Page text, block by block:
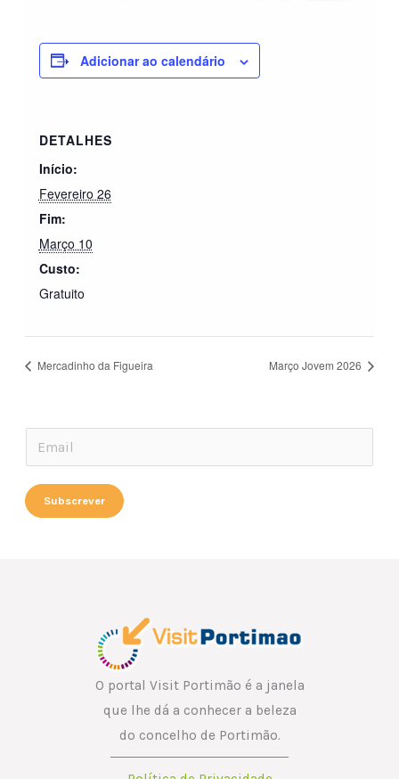
Adicionar ao calendário
DETALHES
Início:
Fevereiro 26
Fim:
Março 10
Custo:
Gratuito
Mercadinho da Figueira Março Jovem 2026
E
i
m
a
i
Subscrever
O portal Visit Portimão é a janela
que lhe dá a conhecer a beleza
do concelho de Portimão.